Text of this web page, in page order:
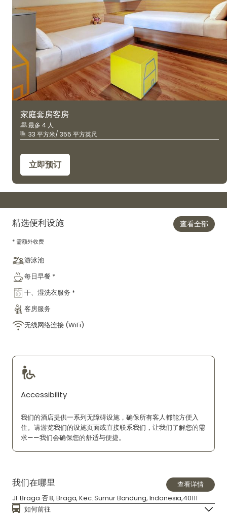
家庭套房客房
最多 4 人
33 平方米/ 355 平方英尺
立即预订
精选便利设施
* 需额外收费
查看全部
游泳池
每日早餐 *
干、湿洗衣服务 *
客房服务
无线网络连接 (WiFi)
Accessibility
我们的酒店提供一系列无障碍设施，确保所有客人都能方便入
住。请游览我们的设施页面或直接联系我们，让我们了解您的需
求——我们会确保您的舒适与便捷。
我们在哪里
查看详情
Jl. Braga 否.8, Braga, Kec. Sumur Bandung, Indonesia,40111
如何前往